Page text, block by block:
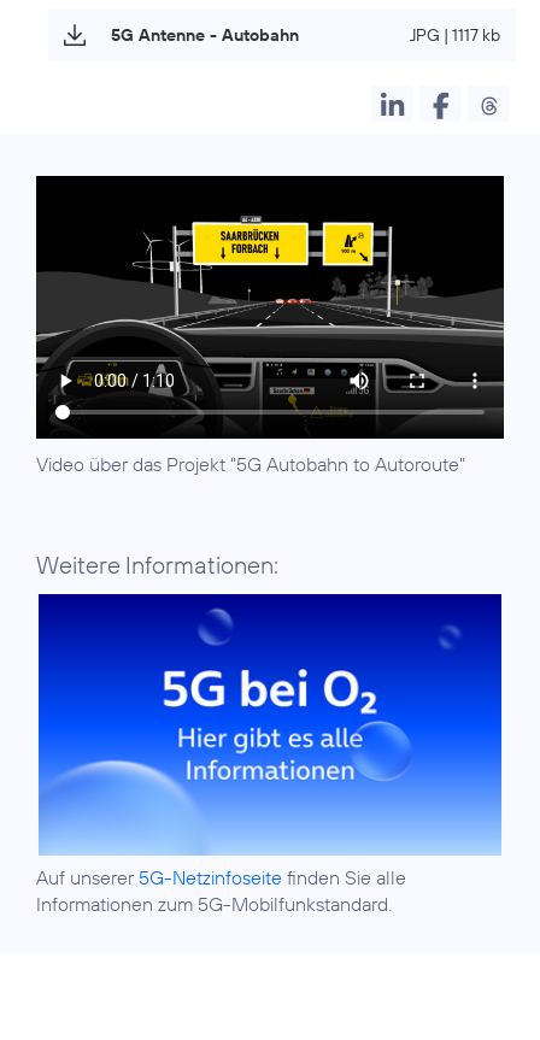
5G Antenne - Autobahn JPG | 1117 kb
Video über das Projekt "5G Autobahn to Autoroute"
Weitere Informationen:
Auf unserer 5G-Netzinfoseite finden Sie alle
Informationen zum 5G-Mobilfunkstandard.